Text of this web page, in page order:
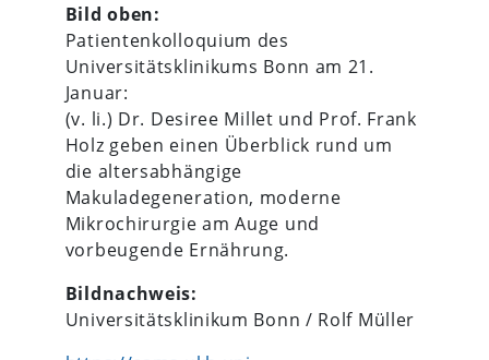
Bild oben:
Patientenkolloquium des
Universitätsklinikums Bonn am 21.
Januar:
(v. li.) Dr. Desiree Millet und Prof. Frank
Holz geben einen Überblick rund um
die altersabhängige
Makuladegeneration, moderne
Mikrochirurgie am Auge und
vorbeugende Ernährung.
Bildnachweis:
Universitätsklinikum Bonn / Rolf Müller